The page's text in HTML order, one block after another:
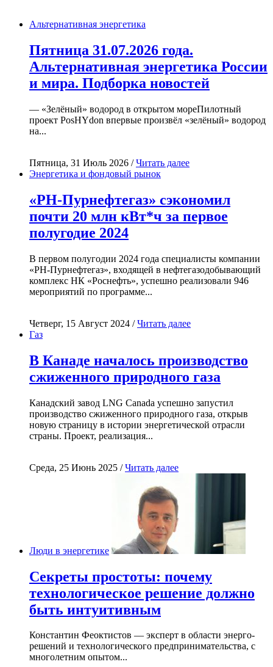
Альтернативная энергетика
Пятница 31.07.2026 года.
Альтернативная энергетика России
и мира. Подборка новостей
— «Зелёный» водород в открытом мореПилотный
проект PosHYdon впервые произвёл «зелёный» водород
на...
Пятница, 31 Июль 2026 /Читать далее
Энергетика и фондовый рынок
«РН-Пурнефтегаз» сэкономил
почти 20 млн кВт*ч за первое
полугодие 2024
В первом полугодии 2024 года специалисты компании
«РН-Пурнефтегаз», входящей в нефтегазодобывающий
комплекс НК «Роснефть», успешно реализовали 946
мероприятий по программе...
Четверг, 15 Август 2024 /Читать далее
Газ
В Канаде началось производство
сжиженного природного газа
Канадский завод LNG Canada успешно запустил
производство сжиженного природного газа, открыв
новую страницу в истории энергетической отрасли
страны. Проект, реализация...
Среда, 25 Июнь 2025 /Читать далее
Люди в энергетике
Секреты простоты: почему
технологическое решение должно
быть интуитивным
Константин Феоктистов — эксперт в области энерго-
решений и технологического предпринимательства, с
многолетним опытом...